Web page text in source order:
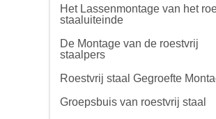
Het Lassenmontage van het
staaluiteinde
De Montage van de roestvrij
staalpers
Roestvrij staal Gegroefte
Groepsbuis van roestvrij staal